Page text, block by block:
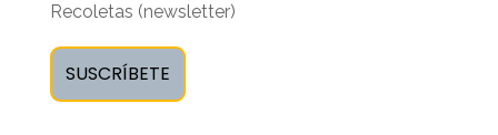
Recoletas (newsletter)